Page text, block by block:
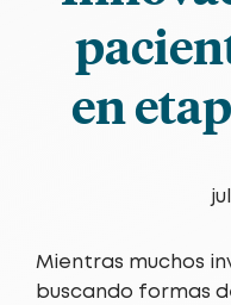
en
Mientras muchos
buscando formas